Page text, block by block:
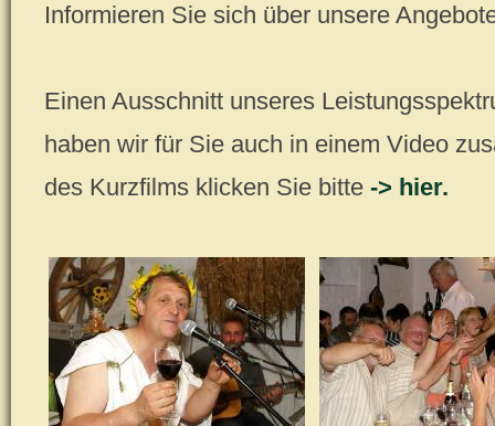
Informieren Sie sich über unsere
Einen Ausschnitt unseres
haben wir für Sie auch in einem Video
des Kurzfilms klicken Sie bitte -> hier.